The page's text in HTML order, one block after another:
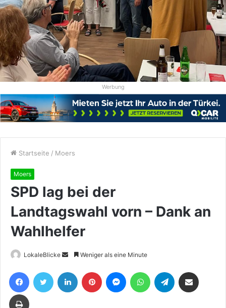
Werbung
Startseite / Moers
Moers
SPD lag bei der
Landtagswahl vorn – Dank an
Wahlhelfer
LokaleBlicke
Sende
eine
E-
Weniger als eine Minute
FacebookTwitter LinkedIn Pinterest MessengerWhatsAppTelegram
Drucken